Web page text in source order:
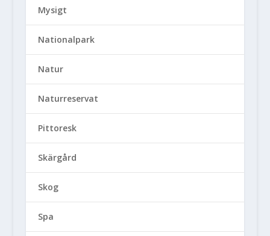
Mysigt
Nationalpark
Natur
Naturreservat
Pittoresk
Skärgård
Skog
Spa